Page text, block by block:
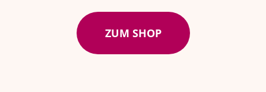
ZUM SHOP